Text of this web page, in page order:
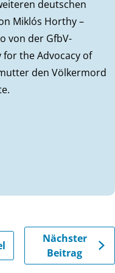
deutschen
Miklós Horthy –
von der GfbV-
the Advocacy of
den Völkermord
BeiträgenNächster
Beitrag